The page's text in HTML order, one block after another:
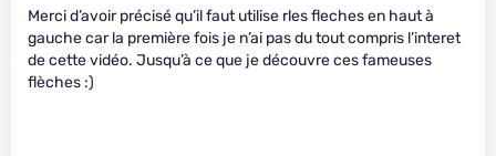
Merci d’avoir précisé qu’il faut utilise rles fleches en haut à
gauche car la première fois je n’ai pas du tout compris l’interet
de cette vidéo. Jusqu’à ce que je découvre ces fameuses
flèches :)